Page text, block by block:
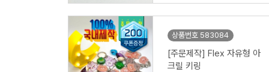
상품번호 583084
[주문제작] Flex 자유형 아
크릴 키링